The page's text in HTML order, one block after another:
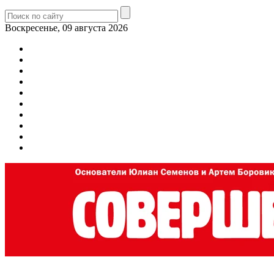
Воскресенье, 09 августа 2026